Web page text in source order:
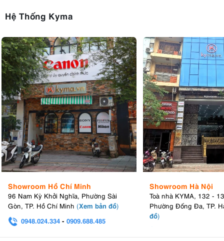
Hệ Thống Kyma
Showroom Hồ Chí Minh
96 Nam Kỳ Khởi Nghĩa, Phường Sài
Gòn, TP. Hồ Chí Minh (Xem bản đồ)
0948.024.334 - 0909.688.485
Showroom Hà Nội
Toà nhà KYMA, 132 -
Phường Đống Đa, TP.
đồ)